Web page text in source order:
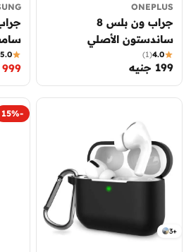
ONEPLUS
جراب ون بلس 8
ساندستون الأصلي
(Sandstone Bumper
Case)
4.0
(1)
السعر
العادي
199 جنيه
ألترا
5.0
سعر
999 جنيه
3+
-15%